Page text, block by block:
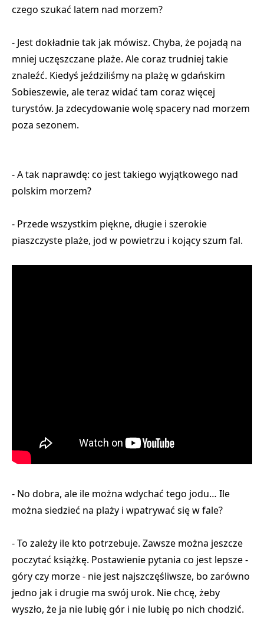
czego szukać latem nad morzem?
- Jest dokładnie tak jak mówisz. Chyba, że pojadą na
mniej uczęszczane plaże. Ale coraz trudniej takie
znaleźć. Kiedyś jeździliśmy na plażę w gdańskim
Sobieszewie, ale teraz widać tam coraz więcej
turystów. Ja zdecydowanie wolę spacery nad morzem
poza sezonem.
- A tak naprawdę: co jest takiego wyjątkowego nad
polskim morzem?
- Przede wszystkim piękne, długie i szerokie
piaszczyste plaże, jod w powietrzu i kojący szum fal.
- No dobra, ale ile można wdychać tego jodu… Ile
można siedzieć na plaży i wpatrywać się w fale?
- To zależy ile kto potrzebuje. Zawsze można jeszcze
poczytać książkę. Postawienie pytania co jest lepsze -
góry czy morze - nie jest najszczęśliwsze, bo zarówno
jedno jak i drugie ma swój urok. Nie chcę, żeby
wyszło, że ja nie lubię gór i nie lubię po nich chodzić.